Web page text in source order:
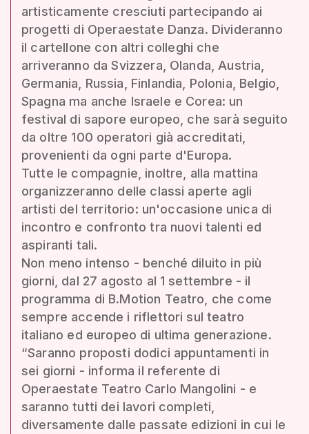
artisticamente cresciuti partecipando ai
progetti di Operaestate Danza. Divideranno
il cartellone con altri colleghi che
arriveranno da Svizzera, Olanda, Austria,
Germania, Russia, Finlandia, Polonia, Belgio,
Spagna ma anche Israele e Corea: un
festival di sapore europeo, che sarà seguito
da oltre 100 operatori già accreditati,
provenienti da ogni parte d'Europa.
Tutte le compagnie, inoltre, alla mattina
organizzeranno delle classi aperte agli
artisti del territorio: un'occasione unica di
incontro e confronto tra nuovi talenti ed
aspiranti tali.
Non meno intenso - benché diluito in più
giorni, dal 27 agosto al 1 settembre - il
programma di B.Motion Teatro, che come
sempre accende i riflettori sul teatro
italiano ed europeo di ultima generazione.
“Saranno proposti dodici appuntamenti in
sei giorni - informa il referente di
Operaestate Teatro Carlo Mangolini - e
saranno tutti dei lavori completi,
diversamente dalle passate edizioni in cui le